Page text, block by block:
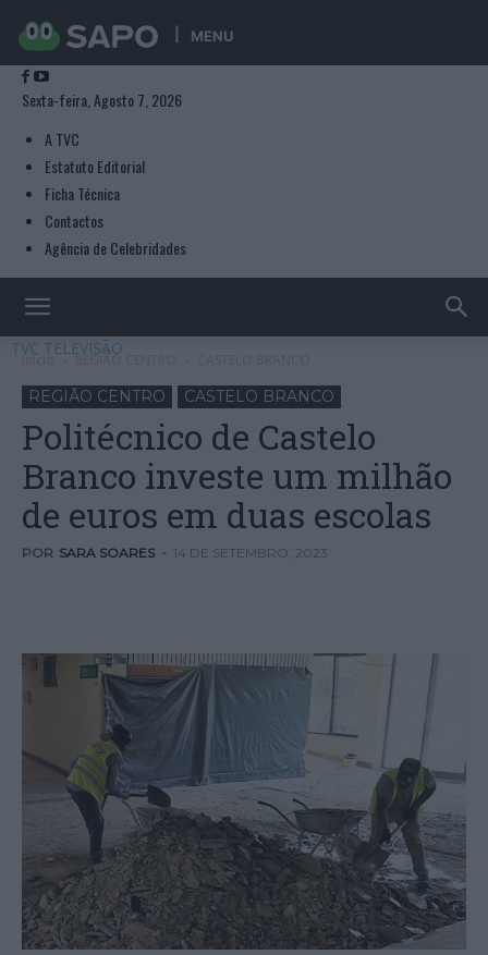
MENU
Sexta-feira, Agosto 7, 2026
A TVC
Estatuto Editorial
Ficha Técnica
Contactos
Agência de Celebridades
TVC TELEVISÃO
Início REGIÃO CENTRO
REGIÃO CENTRO CASTELO BRANCO
Politécnico de Castelo
Branco investe um milhão
de euros em duas escolas
POR SARA SOARES - 14 DE SETEMBRO, 2023